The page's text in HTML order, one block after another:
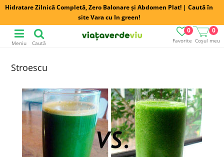
Hidratare Zilnică Completă, Zero Balonare și Abdomen Plat! | Caută în
site Vara cu In green!
Favorite
0
Coșul meu
0
Meniu Caută
Stroescu